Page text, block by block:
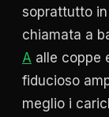
soprattutto
chiamata a
A alle coppe
fiducioso
meglio i